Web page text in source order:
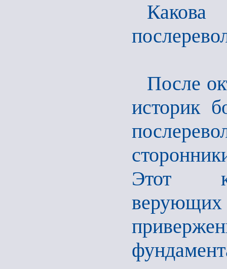
После
историк
Этот